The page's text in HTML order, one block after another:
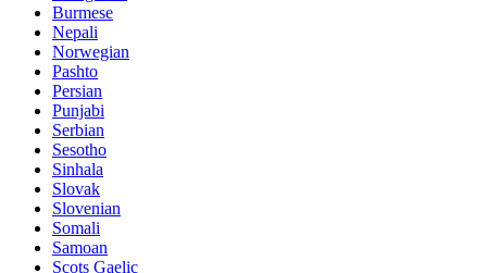
Burmese
Nepali
Norwegian
Pashto
Persian
Punjabi
Serbian
Sesotho
Sinhala
Slovak
Slovenian
Somali
Samoan
Scots Gaelic